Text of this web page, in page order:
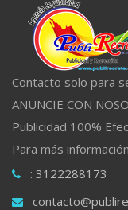
Contacto solo para
ANUNCIE CON
Publicidad 100%
Para más información
: 3122288173